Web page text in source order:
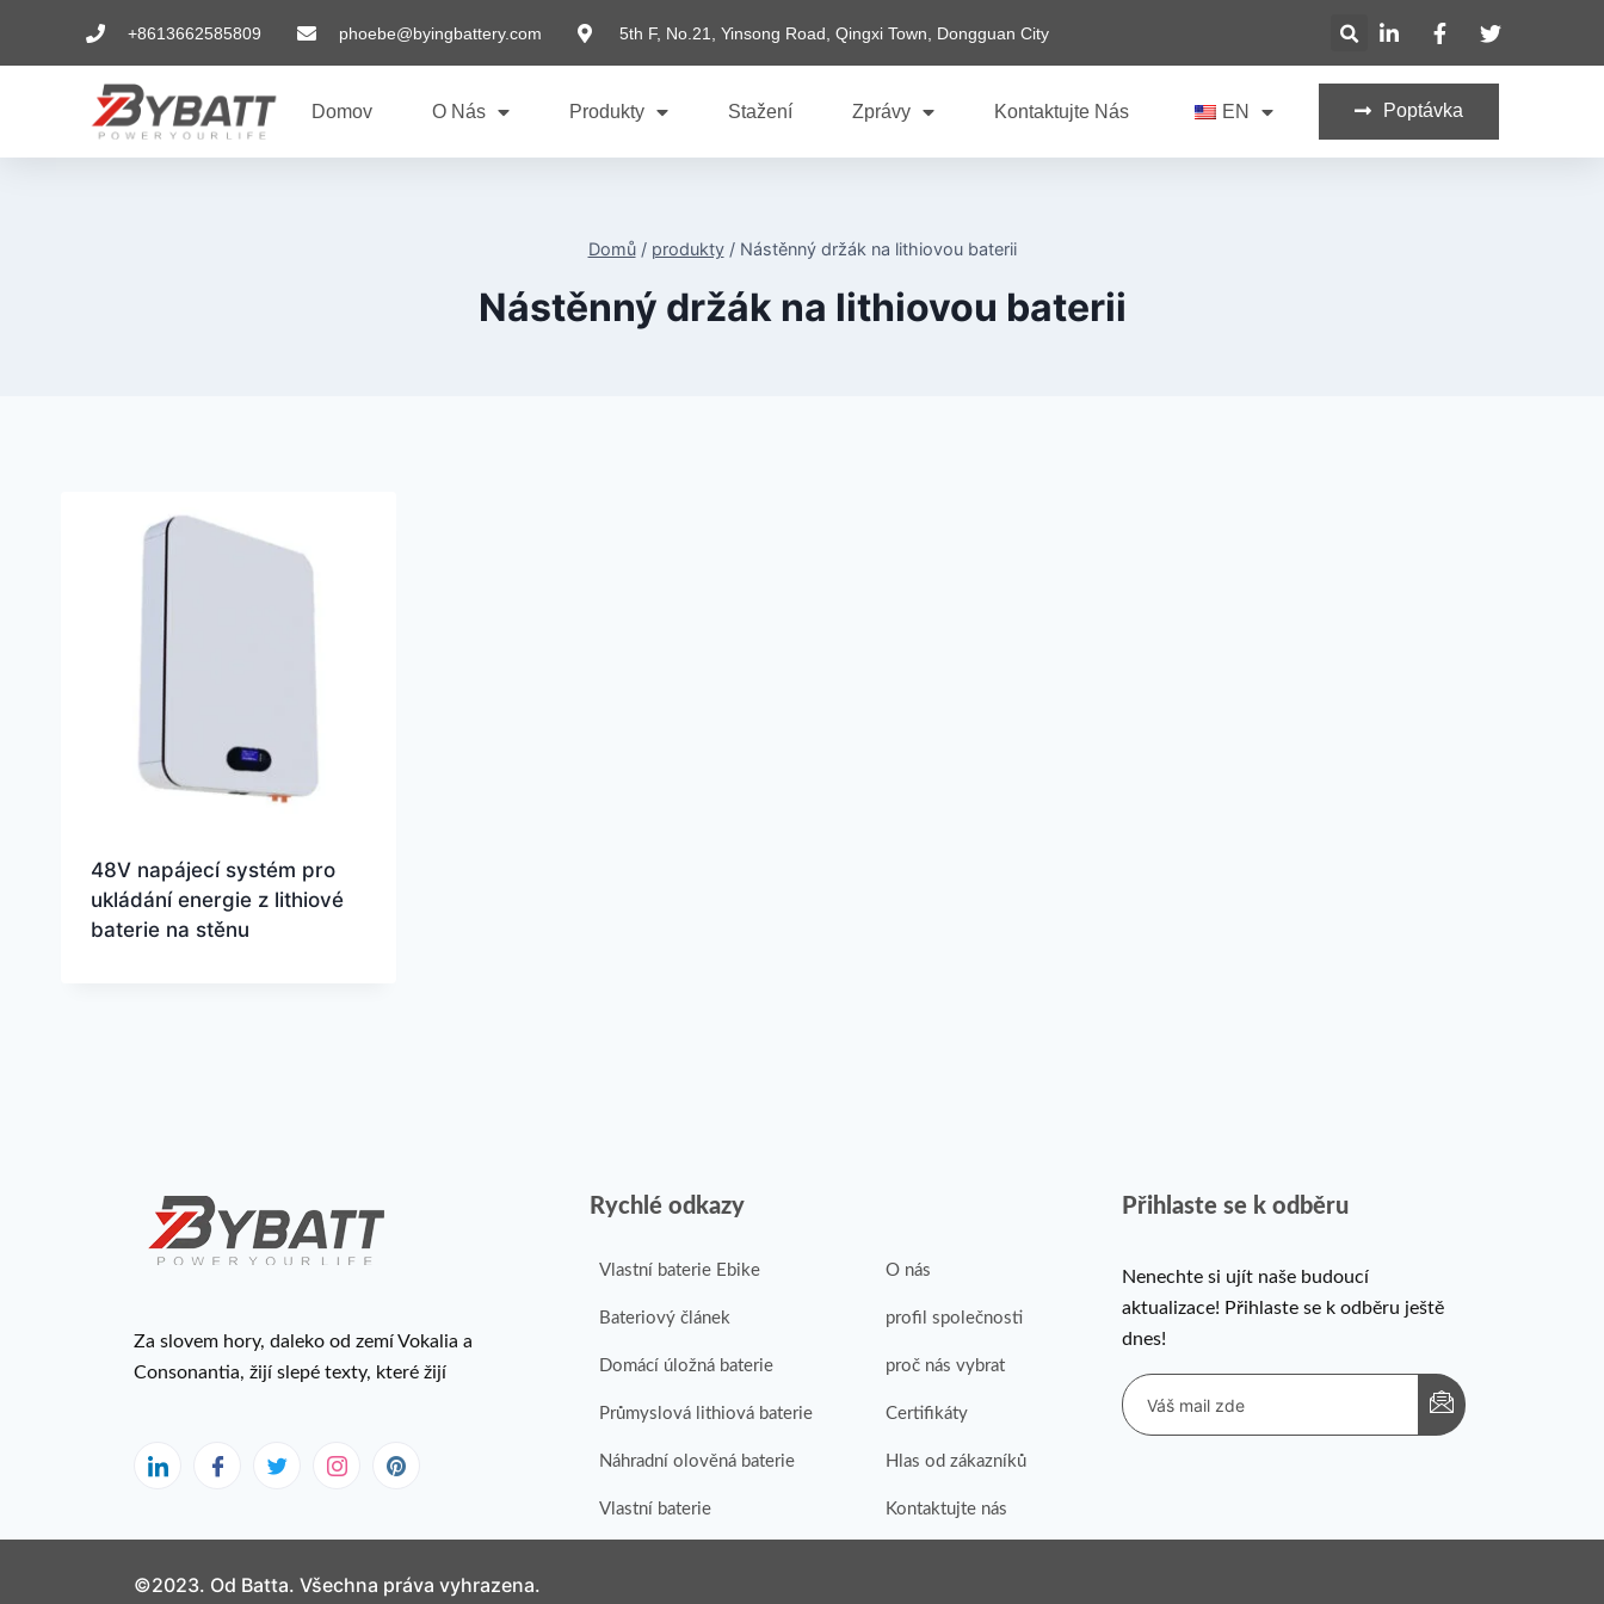
+8613662585809 phoebe@byingbattery.com 5th F, No.21, Yinsong Road, Qingxi Town, Dongguan City
Domov O Nás Produkty Stažení Zprávy Kontaktujte Nás EN Poptávka
Domů / produkty / Nástěnný držák na lithiovou baterii
Nástěnný držák na lithiovou baterii
48V napájecí systém pro
ukládání energie z lithiové
baterie na stěnu
Za slovem hory, daleko od zemí Vokalia a
Consonantia, žijí slepé texty, které žijí
Rychlé odkazy
Vlastní baterie Ebike
Bateriový článek
Domácí úložná baterie
Průmyslová lithiová baterie
Náhradní olověná baterie
Vlastní baterie
O nás
profil společnosti
proč nás vybrat
Certifikáty
Hlas od zákazníků
Kontaktujte nás
Přihlaste se k odběru
Nenechte si ujít naše budoucí
aktualizace! Přihlaste se k odběru ještě
dnes!
©2023. Od Batta. Všechna práva vyhrazena.